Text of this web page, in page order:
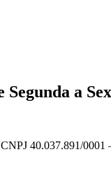
Segunda a
40.037.891/0001